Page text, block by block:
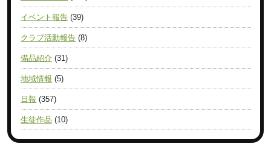
イベント報告 (39)
クラブ活動報告 (8)
備品紹介 (31)
地域情報 (5)
日報 (357)
生徒作品 (10)